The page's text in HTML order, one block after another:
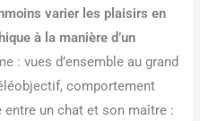
varier les plaisirs en
à la manière d’un
: vues d’ensemble au grand
comportement
un chat et son maître :